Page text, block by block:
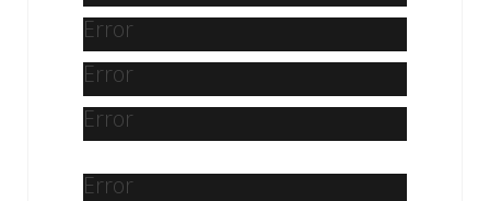
Error
Error
Error
Error